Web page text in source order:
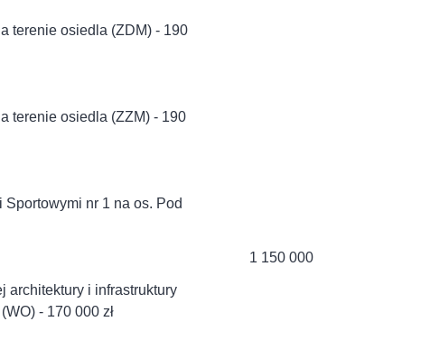
terenie osiedla (ZDM) - 190
terenie osiedla (ZZM) - 190
Sportowymi nr 1 na os. Pod
architektury i infrastruktury
- 170 000 zł
1 150 000